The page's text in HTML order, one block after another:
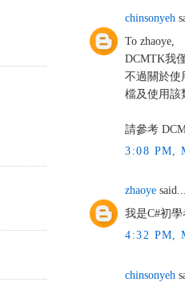
chinsonyeh
To zhaoye,
DCMTK我
不過關於使
檔及使用該
請參考
3:08 PM,
zhaoye said...
我是C#初
4:32 PM,
chinsonyeh